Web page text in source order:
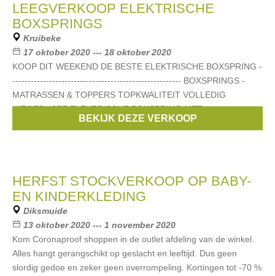
LEEGVERKOOP ELEKTRISCHE
BOXSPRINGS
Kruibeke
17 oktober 2020 --- 18 oktober 2020
KOOP DIT WEEKEND DE BESTE ELEKTRISCHE BOXSPRING -
------------------------------------------------------- BOXSPRINGS -
MATRASSEN & TOPPERS TOPKWALITEIT VOLLEDIG
UITGERUSTE ELEKTRISCHE BOXSPRING MET
Tutu Dors,.......
BEKIJK DEZE VERKOOP
HERFST STOCKVERKOOP OP BABY-
EN KINDERKLEDING
Diksmuide
13 oktober 2020 --- 1 november 2020
Kom Coronaproof shoppen in de outlet afdeling van de winkel.
Alles hangt gerangschikt op geslacht en leeftijd. Dus geen
slordig gedoe en zeker geen overrompeling. Kortingen tot -70 %